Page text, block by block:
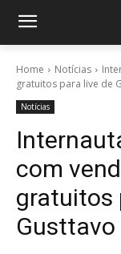
Home Notícias
gratuitos para live de
Notícias
com
gratuitos